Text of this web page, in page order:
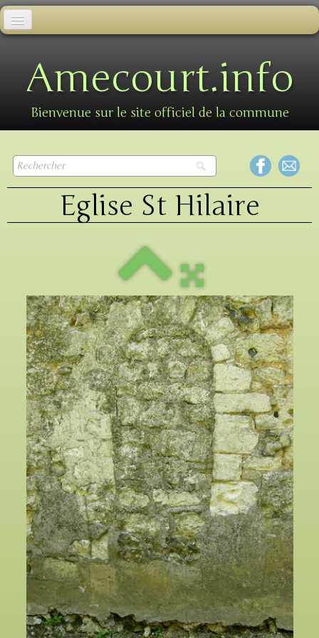
Informations municipales
Informations pratiques
Animations
Galerie photos
Amecourt.info
Bienvenue sur le site officiel de la commune
Eglise St Hilaire